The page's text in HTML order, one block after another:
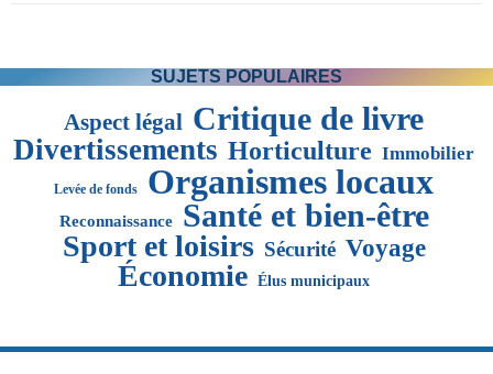
SUJETS POPULAIRES
Aspect légal Critique de livre
Divertissements Horticulture Immobilier
Levée de fonds Organismes locaux
Reconnaissance Santé et bien-être
Sport et loisirs Sécurité Voyage
Économie Élus municipaux